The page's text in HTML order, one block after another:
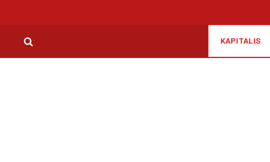
KAPITALIS